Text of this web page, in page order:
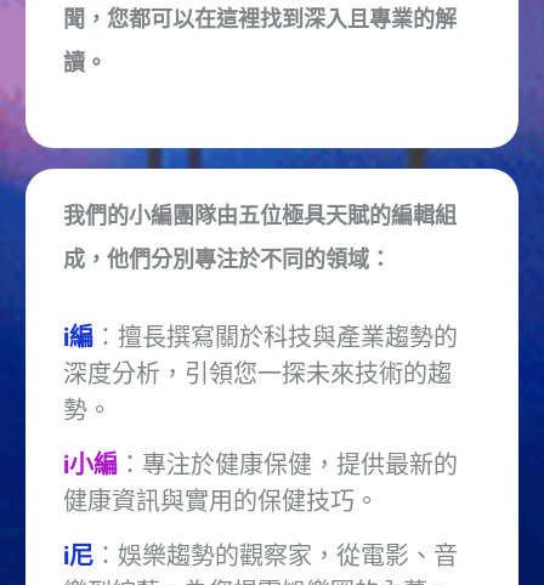
聞，您都可以在這裡找到深入且專業的解
讀。
我們的小編團隊由五位極具天賦的編輯組
成，他們分別專注於不同的領域：
i編：擅長撰寫關於科技與產業趨勢的
深度分析，引領您一探未來技術的趨
勢。
i小編：專注於健康保健，提供最新的
健康資訊與實用的保健技巧。
i尼：娛樂趨勢的觀察家，從電影、音